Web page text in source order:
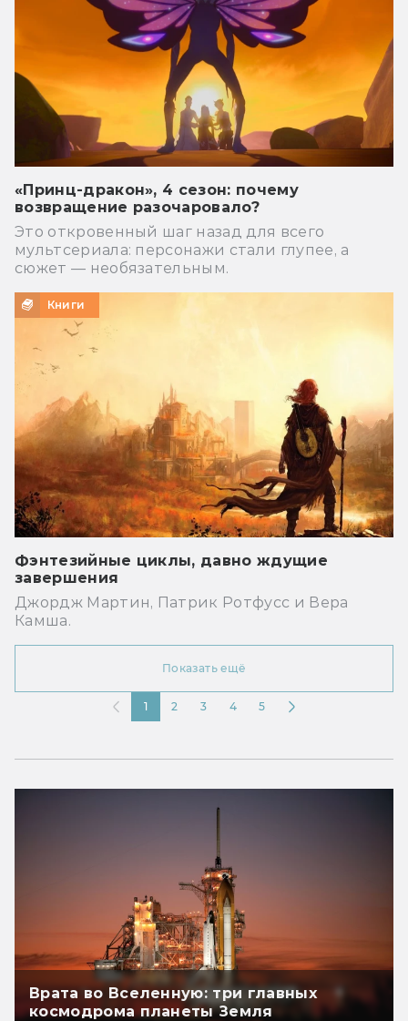
«Принц-дракон», 4 сезон: почему
возвращение разочаровало?
Это откровенный шаг назад для всего
мультсериала: персонажи стали глупее, а
сюжет — необязательным.
Книги
Фэнтезийные циклы, давно ждущие
завершения
Джордж Мартин, Патрик Ротфусс и Вера
Камша.
Показать ещё
1 2 3 4 5
Врата во Вселенную: три главных
космодрома планеты Земля